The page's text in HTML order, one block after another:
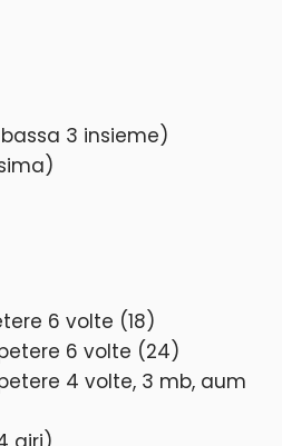
3 insieme)
6 volte (18)
6 volte (24)
4 volte, 3 mb, aum